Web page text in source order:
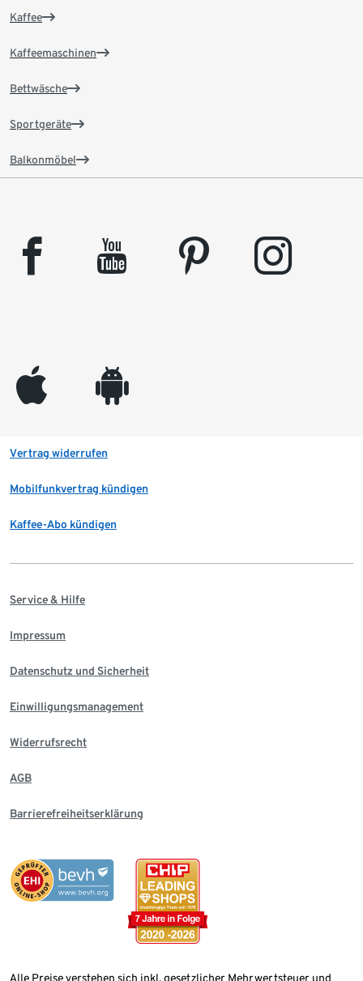
Kaffee
Kaffeemaschinen
Bettwäsche
Sportgeräte
Balkonmöbel
facebook youtube pinterest instagram
appleinc android
Vertrag widerrufen
Mobilfunkvertrag kündigen
Kaffee-Abo kündigen
Service & Hilfe
Impressum
Datenschutz und Sicherheit
Einwilligungsmanagement
Widerrufsrecht
AGB
Barrierefreiheitserklärung
Alle Preise verstehen sich inkl. gesetzlicher Mehrwertsteuer und